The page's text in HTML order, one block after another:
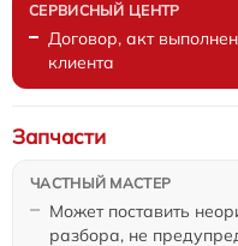
Договор, акт
клиента
Может поставить
разбора, не
Запчасти